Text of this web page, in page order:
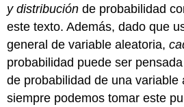
Distribuciones
discretas
simples
Distribuciones
Uniformes
Discretas
Modelos
y distribución de probabilidad
este texto. Además, dado que
general de variable aleatoria,
probabilidad puede ser
de probabilidad de una variable
siempre podemos tomar este